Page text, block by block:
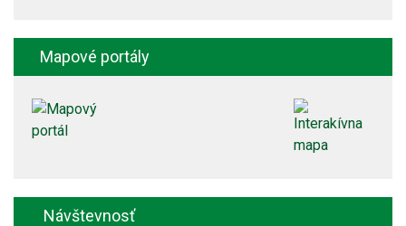
Mapové portály
Návštevnosť